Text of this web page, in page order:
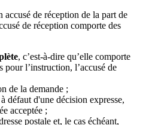
de réception de la part de
de réception comporte des
, c’est-à-dire qu’elle comporte
pour l’instruction, l’accusé de
de la demande ;
défaut d'une décision expresse,
acceptée ;
postale et, le cas échéant,